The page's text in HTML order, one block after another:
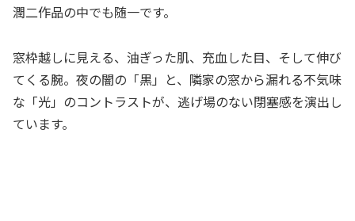
潤二作品の中でも随一です。
窓枠越しに見える、油ぎった肌、充血した目、そして伸び
てくる腕。夜の闇の「黒」と、隣家の窓から漏れる不気味
な「光」のコントラストが、逃げ場のない閉塞感を演出し
ています。